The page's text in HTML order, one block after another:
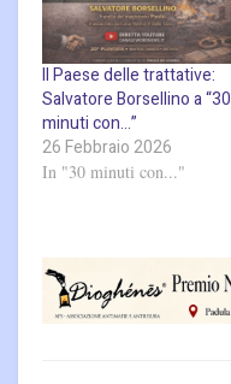
Il Paese delle trattative:
Salvatore Borsellino a “30
minuti con…”
26 Febbraio 2026
In "30 minuti con..."